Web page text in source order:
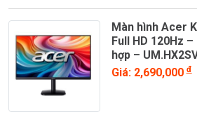
Màn hình Acer
Full HD 120Hz
hợp –
Giá: 2,690,000đ